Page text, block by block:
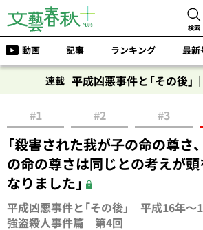
検索
動画 記事 ランキング 最新
連載 平成凶悪事件と「その後」
#1 #2 #3
「殺害された我が子の命の尊さ
の命の尊さは同じとの考えが
なりました」
平成凶悪事件と「その後」 平成16年～
強盗殺人事件篇 第4回